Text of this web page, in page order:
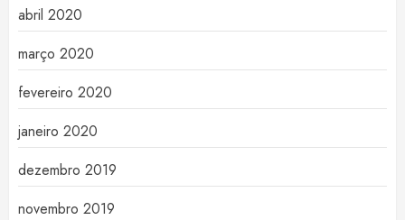
abril 2020
março 2020
fevereiro 2020
janeiro 2020
dezembro 2019
novembro 2019